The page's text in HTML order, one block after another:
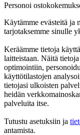
Personoi
Käytämme evästeitä ja
tarjotaksemme sinulle
Keräämme tietoja
laitteistaan. Näitä
optimointiin,
käyttötilastojen
tietojasi ulkoisten
heidän
palveluita itse.
Tutustu asetuksiin ja
antamista.